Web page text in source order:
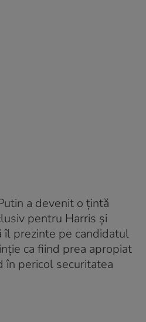
a devenit o ţintă
pentru Harris şi
îl prezinte pe candidatul
ca fiind prea apropiat
în pericol securitatea